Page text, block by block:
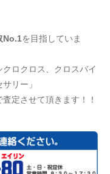
No.1を目指していま
クロクロス、クロスバイ
リー」
定させて頂きます！！